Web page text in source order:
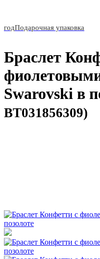
годПодарочная упаковка
Браслет
Swarovski в
BT031856309)